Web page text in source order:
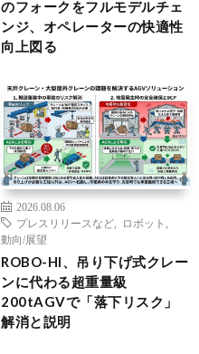
のフォークをフルモデルチェ
ンジ、オペレーターの快適性
向上図る
2026.08.06
プレスリリースなど
ロボット
動向/展望
ROBO-HI、吊り下げ式クレー
ンに代わる超重量級
200tAGVで「落下リスク」
解消と説明